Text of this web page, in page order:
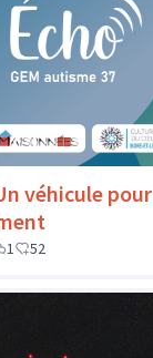
véhicule pour
1 52